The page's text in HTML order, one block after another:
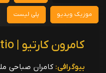
موزیک ویدیو پلی لیست
کامرون کارتیو | Cameron Cartio
بیوگرافی: